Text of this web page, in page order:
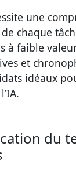
une
chaque
à faible
et
idéaux
du